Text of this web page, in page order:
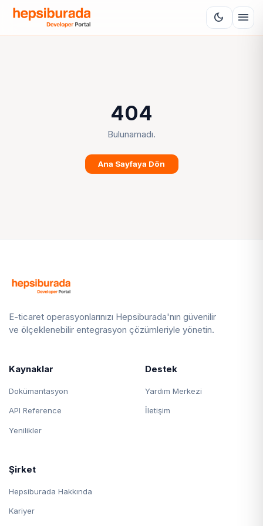
dark_mode menu
404
Bulunamadı.
Ana Sayfaya Dön
E-ticaret operasyonlarınızı Hepsiburada'nın güvenilir
ve ölçeklenebilir entegrasyon çözümleriyle yönetin.
Kaynaklar
Dokümantasyon
API Reference
Yenilikler
Destek
Yardım Merkezi
İletişim
Şirket
Hepsiburada Hakkında
Kariyer